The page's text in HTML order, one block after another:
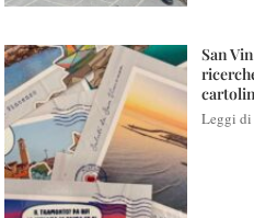
San
Leggi